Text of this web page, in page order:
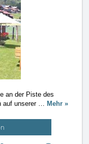
an der Piste des
auf unserer … Mehr »